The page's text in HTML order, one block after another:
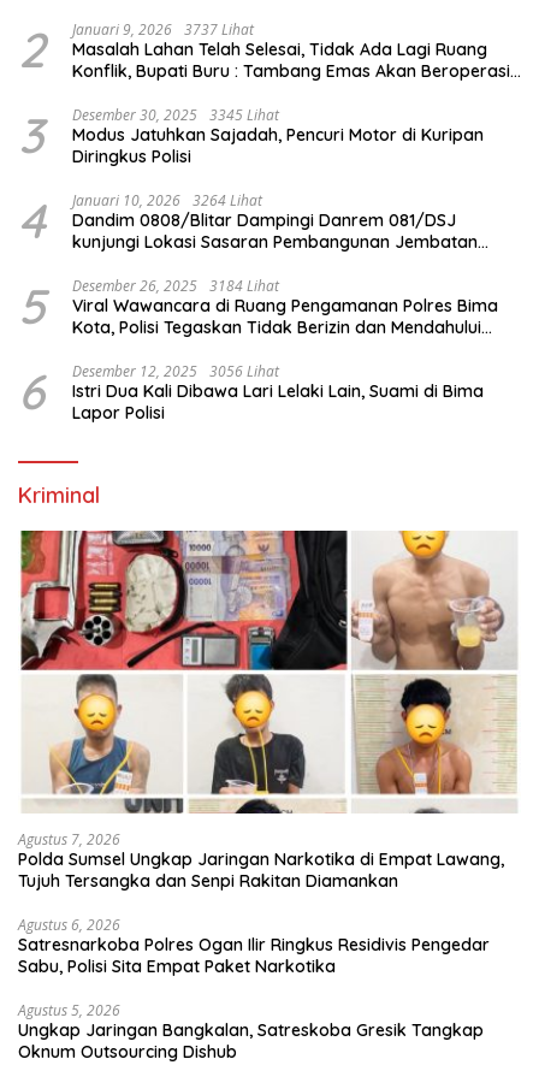
2 Januari 9, 2026 3737 Lihat
Masalah Lahan Telah Selesai, Tidak Ada Lagi Ruang
Konflik, Bupati Buru : Tambang Emas Akan Beroperasi
3 Desember 30, 2025 3345 Lihat
Modus Jatuhkan Sajadah, Pencuri Motor di Kuripan
Diringkus Polisi
4 Januari 10, 2026 3264 Lihat
Dandim 0808/Blitar Dampingi Danrem 081/DSJ
kunjungi Lokasi Sasaran Pembangunan Jembatan
5 Desember 26, 2025 3184 Lihat
Viral Wawancara di Ruang Pengamanan Polres Bima
Kota, Polisi Tegaskan Tidak Berizin dan Mendahului
6 Desember 12, 2025 3056 Lihat
Istri Dua Kali Dibawa Lari Lelaki Lain, Suami di Bima
Lapor Polisi
Kriminal
Agustus 7, 2026
Polda Sumsel Ungkap Jaringan Narkotika di Empat Lawang,
Tujuh Tersangka dan Senpi Rakitan Diamankan
Agustus 6, 2026
Satresnarkoba Polres Ogan Ilir Ringkus Residivis Pengedar
Sabu, Polisi Sita Empat Paket Narkotika
Agustus 5, 2026
Ungkap Jaringan Bangkalan, Satreskoba Gresik Tangkap
Oknum Outsourcing Dishub